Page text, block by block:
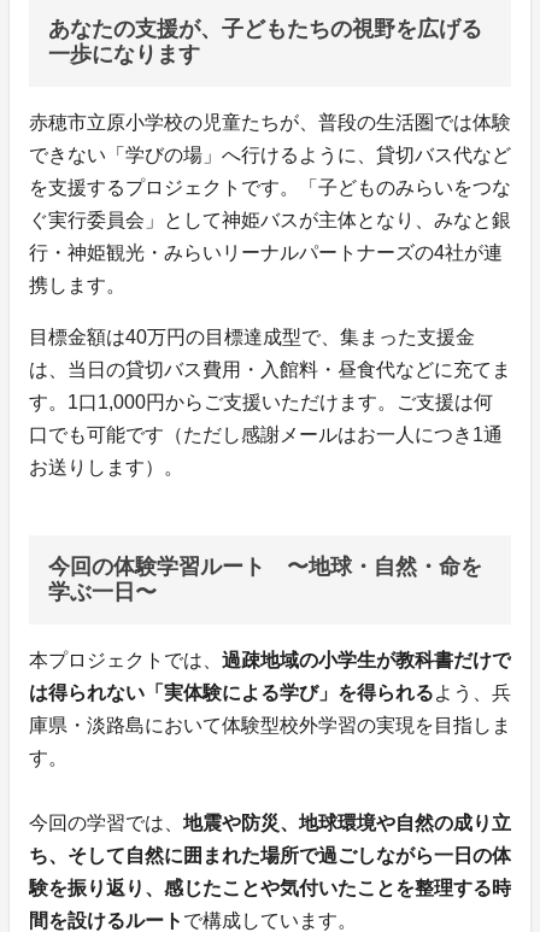
あなたの支援が、子どもたちの視野を広げる
一歩になります
赤穂市立原小学校の児童たちが、普段の生活圏では体験
できない「学びの場」へ行けるように、貸切バス代など
を支援するプロジェクトです。「子どものみらいをつな
ぐ実行委員会」として神姫バスが主体となり、みなと銀
行・神姫観光・みらいリーナルパートナーズの4社が連
携します。
目標金額は40万円の目標達成型で、集まった支援金
は、当日の貸切バス費用・入館料・昼食代などに充てま
す。1口1,000円からご支援いただけます。ご支援は何
口でも可能です（ただし感謝メールはお一人につき1通
お送りします）。
今回の体験学習ルート 〜地球・自然・命を
学ぶ一日〜
本プロジェクトでは、 過疎地域の小学生が教科書だけで
は得られない「実体験による学び」を得られるよう、兵
庫県・淡路島において体験型校外学習の実現を目指しま
す。
今回の学習では、 地震や防災、地球環境や自然の成り立
ち、そして自然に囲まれた場所で過ごしながら一日の体
験を振り返り、感じたことや気付いたことを整理する時
間を設けるルート で構成しています。